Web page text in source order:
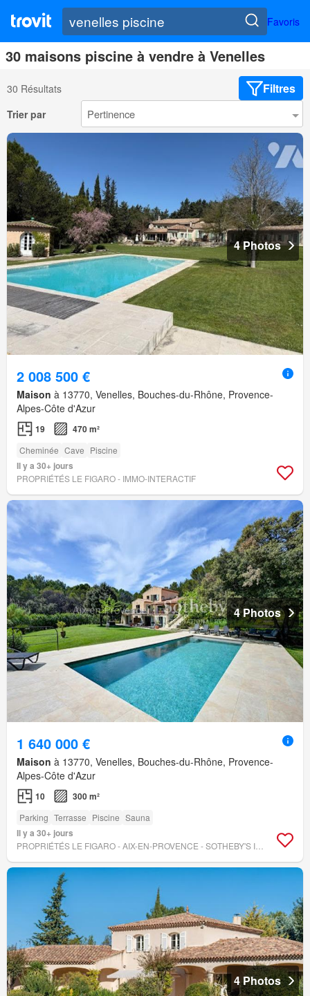
Favoris
30 maisons piscine à vendre à Venelles
30 Résultats Filtres
Trier par
4 Photos
2 008 500 €
Maison à 13770, Venelles, Bouches-du-Rhône, Provence-
Alpes-Côte d'Azur
19 470 m²
Cheminée Cave Piscine
Il y a 30+ jours
PROPRIÉTÉS LE FIGARO - IMMO-INTERACTIF
4 Photos
1 640 000 €
Maison à 13770, Venelles, Bouches-du-Rhône, Provence-
Alpes-Côte d'Azur
10 300 m²
Parking Terrasse Piscine Sauna
Il y a 30+ jours
4 Photos